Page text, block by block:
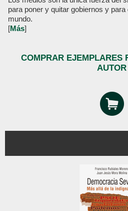
para poner y quitar gobiernos y
mundo.
[Más]
COMPRAR EJEMPLARES
AUTOR